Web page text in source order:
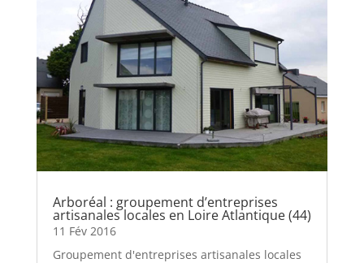
Arboréal : groupement d’entreprises
artisanales locales en Loire Atlantique (44)
11 Fév 2016
Groupement d'entreprises artisanales locales